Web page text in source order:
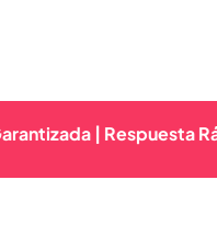
| Respuesta Rápida